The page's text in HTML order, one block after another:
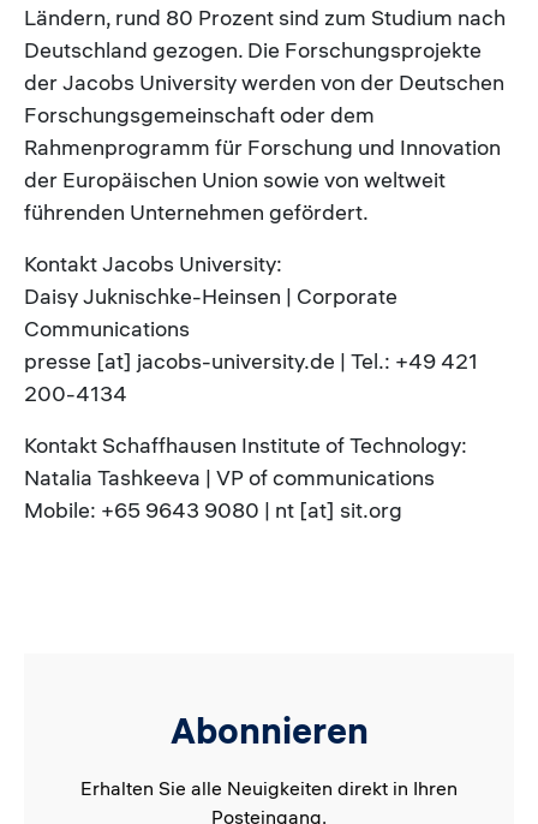
Ländern, rund 80 Prozent sind zum Studium nach
Deutschland gezogen. Die Forschungsprojekte
der Jacobs University werden von der Deutschen
Forschungsgemeinschaft oder dem
Rahmenprogramm für Forschung und Innovation
der Europäischen Union sowie von weltweit
führenden Unternehmen gefördert.
Kontakt Jacobs University:
Daisy Juknischke-Heinsen | Corporate
Communications
presse [at] jacobs-university.de | Tel.: +49 421
200-4134
Kontakt Schaffhausen Institute of Technology:
Natalia Tashkeeva | VP of communications
Mobile: +65 9643 9080 | nt [at] sit.org
Abonnieren
Erhalten Sie alle Neuigkeiten direkt in Ihren
Posteingang.